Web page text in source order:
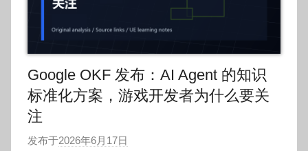
Google OKF 发布：AI Agent 的知识
标准化方案，游戏开发者为什么要关
注
发布于2026年6月17日